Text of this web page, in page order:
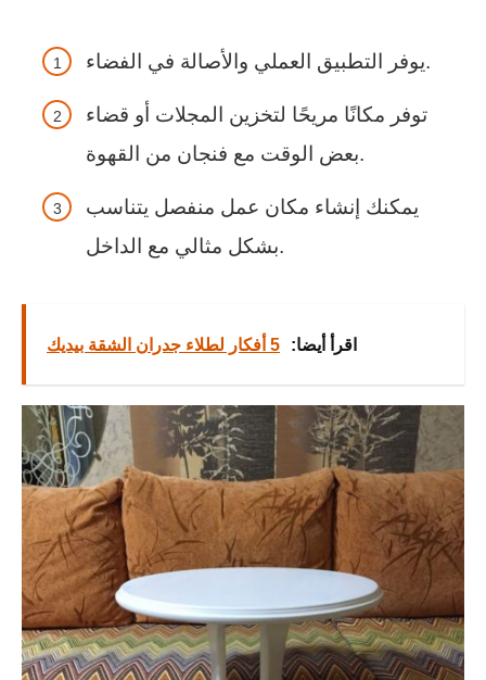
يوفر التطبيق العملي والأصالة في الفضاء.
توفر مكانًا مريحًا لتخزين المجلات أو قضاء
بعض الوقت مع فنجان من القهوة.
يمكنك إنشاء مكان عمل منفصل يتناسب
بشكل مثالي مع الداخل.
اقرأ أيضا: 5 أفكار لطلاء جدران الشقة بيديك